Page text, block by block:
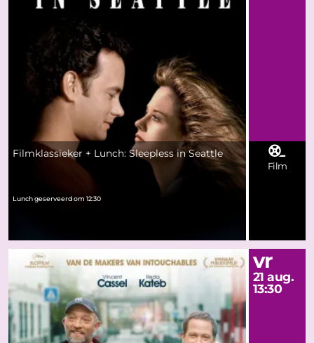
Filmklassieker + Lunch: Sleepless in Seattle
Lunch geserveerd om 12:30
Film
vr
21 aug.
13:30